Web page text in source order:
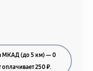
перечнем
МКАД (до 5 км) — 0
250 ₽.